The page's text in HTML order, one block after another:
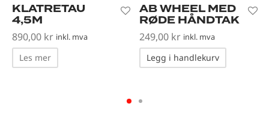
KLATRETAU
4,5M
890,00 kr inkl. mva
Les mer
AB WHEEL MED
RØDE HÅNDTAK
249,00 kr inkl. mva
Legg i handlekurv